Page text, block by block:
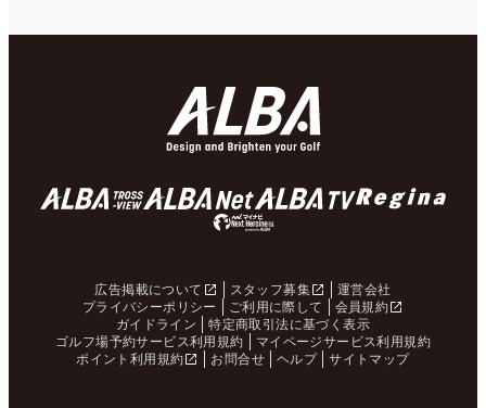
広告掲載について スタッフ募集
運営会社
プライバシーポリシー
ご利用に際して
会員規約
ガイドライン
特定商取引法に基づく表示
ゴルフ場予約サービス利用規約
マイページサービス利用規約
ポイント利用規約
お問合せ ヘルプ サイトマップ